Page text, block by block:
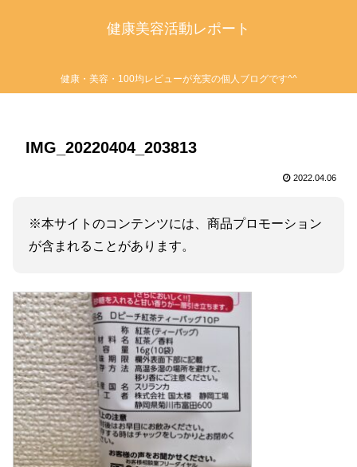
健康美容活動レポート
健康・美容・100均レビューが充実の個人ブログです^^
IMG_20220404_203813
2022.04.06
※本サイトのコンテンツには、商品プロモーション
が含まれることがあります。